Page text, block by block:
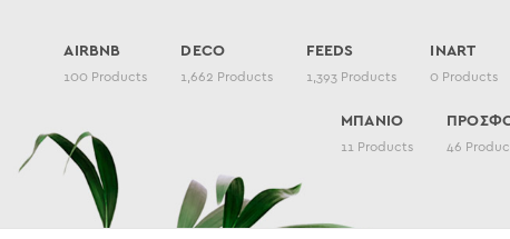
AIRBNB
100 Products
DECO
1,662 Products
FEEDS
1,393 Products
INART
0 Products
ΜΠΑΝΙΟ
11 Products 46